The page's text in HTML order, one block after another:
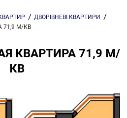
ДВОРІВНЕВІ КВАРТИРИ
71,9 М/КВ
КВАРТИРА 71,9 М/
КВ